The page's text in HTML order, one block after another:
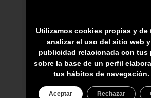
ENVÍO A TODA CANARIAS
ASESORAMIENTO
PRECIO DEL PRODUCTO
IGIC
Utilizamos cookies propias y de
analizar el uso del sitio web
publicidad relacionada con tus
sobre la base de un perfil
tus hábitos de navegación.
Aceptar Rechazar